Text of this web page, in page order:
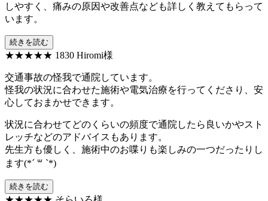
しやすく、痛みの原因や改善点なども詳しく教えてもらって
います。
続きを読む
★★★★★ 1830 Hiromi様
交通事故の怪我で通院しています。
怪我の状況に合わせた施術や電気治療を行ってくださり、安
心しておまかせできます。
状況に合わせてどのくらいの頻度で通院したら良いかやスト
レッチなどのアドバイスもあります。
先生方も優しく、施術中のお喋りも楽しみの一つだったりし
ます(*´ ꒳ `*)
続きを読む